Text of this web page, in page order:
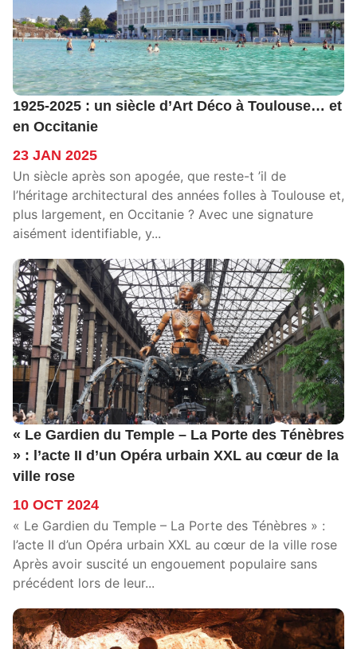
1925-2025 : un siècle d’Art Déco à Toulouse… et
en Occitanie
23 JAN 2025
Un siècle après son apogée, que reste-t ’il de
l’héritage architectural des années folles à Toulouse et,
plus largement, en Occitanie ? Avec une signature
aisément identifiable, y...
« Le Gardien du Temple – La Porte des Ténèbres
» : l’acte II d’un Opéra urbain XXL au cœur de la
ville rose
10 OCT 2024
« Le Gardien du Temple – La Porte des Ténèbres » :
l’acte II d’un Opéra urbain XXL au cœur de la ville rose
Après avoir suscité un engouement populaire sans
précédent lors de leur...